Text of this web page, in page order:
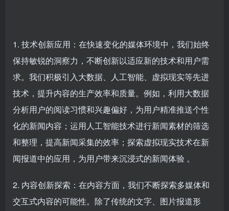
1. 技术创新应用：在快速变化的媒体环境中，我们始终
保持敏锐的洞察力，不断创新以适应新的技术和用户需
求。我们积极引入大数据、人工智能、虚拟现实等先进
技术，提升内容的生产效率和质量。例如，利用大数据
分析用户的阅读习惯和兴趣偏好，为用户精准推送个性
化的新闻内容；运用人工智能技术进行新闻素材的筛选
和整理，提高新闻采集的效率；探索虚拟现实技术在新
闻报道中的应用，为用户带来沉浸式的新闻体验 。
2. 内容创新探索：在内容方面，我们不断探索多媒体和
交互式内容的可能性。除了传统的文字、图片报道形